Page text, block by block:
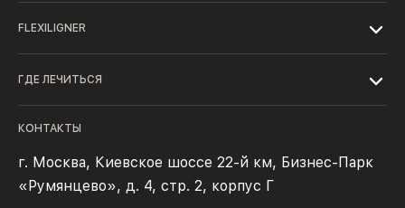
FLEXILIGNER
ГДЕ ЛЕЧИТЬСЯ
КОНТАКТЫ
г. Москва, Киевское шоссе 22-й км, Бизнес-Парк
«Румянцево», д. 4, стр. 2, корпус Г